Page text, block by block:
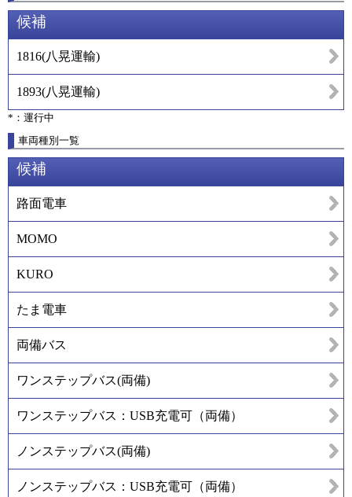
候補
1816(八晃運輸)
1893(八晃運輸)
*：運行中
車両種別一覧
候補
路面電車
MOMO
KURO
たま電車
両備バス
ワンステップバス(両備)
ワンステップバス：USB充電可（両備）
ノンステップバス(両備)
ノンステップバス：USB充電可（両備）